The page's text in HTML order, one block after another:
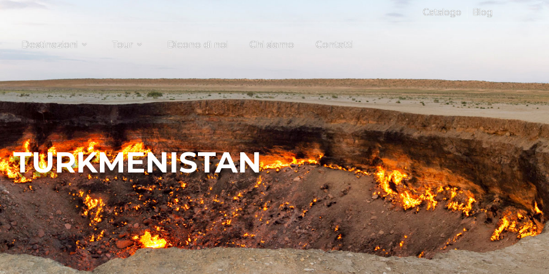
Catalogo Blog
Destinazioni Tour Dicono di noi Chi siamo Contatti
TURKMENISTAN